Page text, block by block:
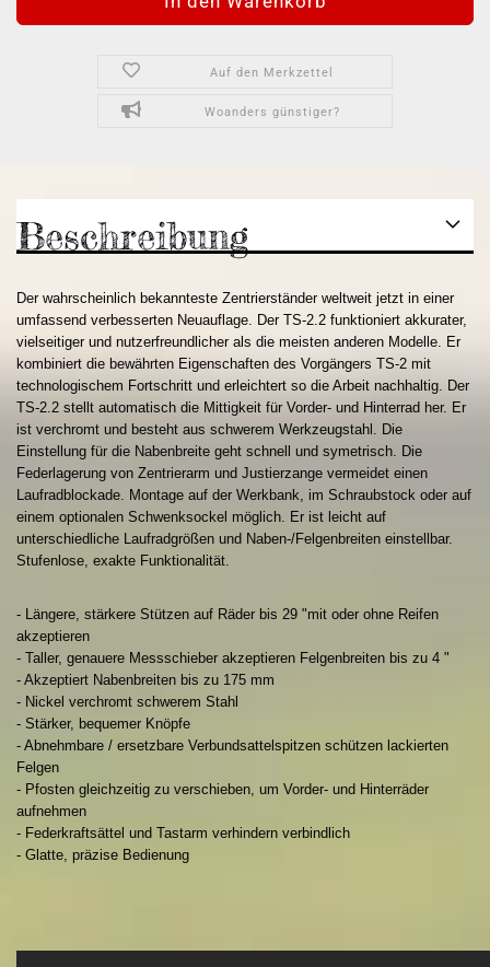
Auf den Merkzettel
Woanders günstiger?
Beschreibung
Der wahrscheinlich bekannteste Zentrierständer weltweit jetzt in einer
umfassend verbesserten Neuauflage. Der TS-2.2 funktioniert akkurater,
vielseitiger und nutzerfreundlicher als die meisten anderen Modelle. Er
kombiniert die bewährten Eigenschaften des Vorgängers TS-2 mit
technologischem Fortschritt und erleichtert so die Arbeit nachhaltig. Der
TS-2.2 stellt automatisch die Mittigkeit für Vorder- und Hinterrad her. Er
ist verchromt und besteht aus schwerem Werkzeugstahl. Die
Einstellung für die Nabenbreite geht schnell und symetrisch. Die
Federlagerung von Zentrierarm und Justierzange vermeidet einen
Laufradblockade. Montage auf der Werkbank, im Schraubstock oder auf
einem optionalen Schwenksockel möglich. Er ist leicht auf
unterschiedliche Laufradgrößen und Naben-/Felgenbreiten einstellbar.
Stufenlose, exakte Funktionalität.
- Längere, stärkere Stützen auf Räder bis 29 "mit oder ohne Reifen
akzeptieren
- Taller, genauere Messschieber akzeptieren Felgenbreiten bis zu 4 "
- Akzeptiert Nabenbreiten bis zu 175 mm
- Nickel verchromt schwerem Stahl
- Stärker, bequemer Knöpfe
- Abnehmbare / ersetzbare Verbundsattelspitzen schützen lackierten
Felgen
- Pfosten gleichzeitig zu verschieben, um Vorder- und Hinterräder
aufnehmen
- Federkraftsättel und Tastarm verhindern verbindlich
- Glatte, präzise Bedienung